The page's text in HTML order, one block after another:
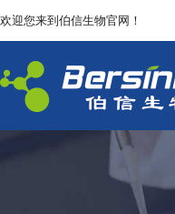
欢迎您来到伯信生物官网！